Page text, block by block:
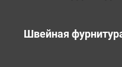
Швейная